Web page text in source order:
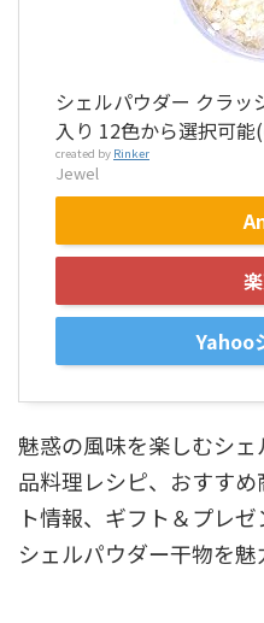
シェルパウダー クラ
入り 12色から選択可能
created by Rinker
Jewel
Yahoo
魅惑の風味を楽しむシ
品料理レシピ、おすす
ト情報、ギフト＆プレ
シェルパウダー干物を魅